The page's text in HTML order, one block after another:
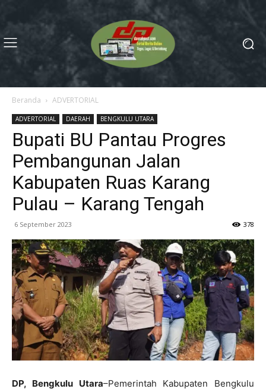
Beranda ADVERTORIAL
ADVERTORIAL DAERAH BENGKULU UTARA
Bupati BU Pantau Progres
Pembangunan Jalan
Kabupaten Ruas Karang
Pulau – Karang Tengah
6 September 2023 378
DP, Bengkulu Utara–Pemerintah Kabupaten Bengkulu